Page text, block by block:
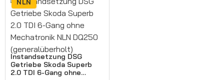
NLN
Instandsetzung DSG
Getriebe Skoda Superb
2.0 TDI 6-Gang ohne